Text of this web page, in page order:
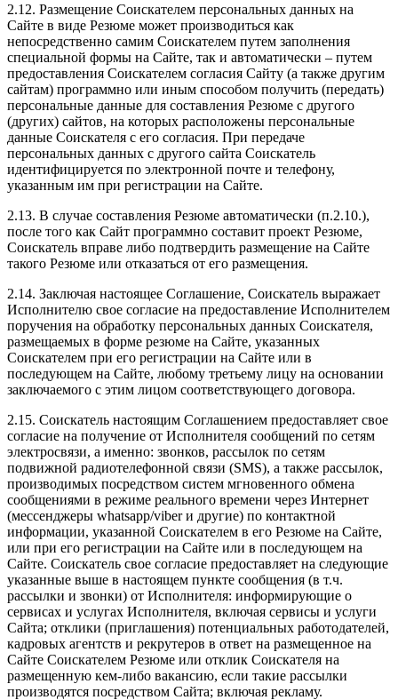
2.12. Размещение Соискателем персональных данных на
Сайте в виде Резюме может производиться как
непосредственно самим Соискателем путем заполнения
специальной формы на Сайте, так и автоматически – путем
предоставления Соискателем согласия Сайту (а также другим
сайтам) программно или иным способом получить (передать)
персональные данные для составления Резюме с другого
(других) сайтов, на которых расположены персональные
данные Соискателя с его согласия. При передаче
персональных данных с другого сайта Соискатель
идентифицируется по электронной почте и телефону,
указанным им при регистрации на Сайте.
2.13. В случае составления Резюме автоматически (п.2.10.),
после того как Сайт программно составит проект Резюме,
Соискатель вправе либо подтвердить размещение на Сайте
такого Резюме или отказаться от его размещения.
2.14. Заключая настоящее Соглашение, Соискатель выражает
Исполнителю свое согласие на предоставление Исполнителем
поручения на обработку персональных данных Соискателя,
размещаемых в форме резюме на Сайте, указанных
Соискателем при его регистрации на Сайте или в
последующем на Сайте, любому третьему лицу на основании
заключаемого с этим лицом соответствующего договора.
2.15. Соискатель настоящим Соглашением предоставляет свое
согласие на получение от Исполнителя сообщений по сетям
электросвязи, а именно: звонков, рассылок по сетям
подвижной радиотелефонной связи (SMS), а также рассылок,
производимых посредством систем мгновенного обмена
сообщениями в режиме реального времени через Интернет
(мессенджеры whatsapp/viber и другие) по контактной
информации, указанной Соискателем в его Резюме на Сайте,
или при его регистрации на Сайте или в последующем на
Сайте. Соискатель свое согласие предоставляет на следующие
указанные выше в настоящем пункте сообщения (в т.ч.
рассылки и звонки) от Исполнителя: информирующие о
сервисах и услугах Исполнителя, включая сервисы и услуги
Сайта; отклики (приглашения) потенциальных работодателей,
кадровых агентств и рекрутеров в ответ на размещенное на
Сайте Соискателем Резюме или отклик Соискателя на
размещенную кем-либо вакансию, если такие рассылки
производятся посредством Сайта; включая рекламу.